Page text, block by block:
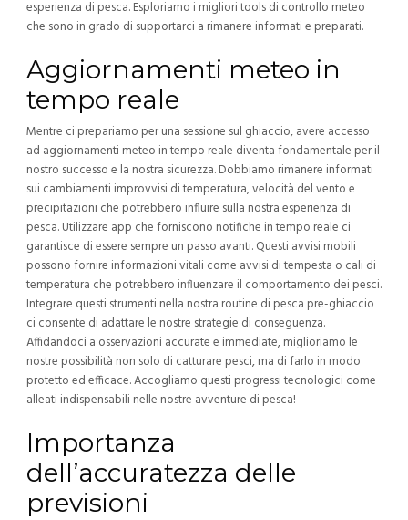
esperienza di pesca. Esploriamo i migliori tools di controllo meteo
che sono in grado di supportarci a rimanere informati e preparati.
Aggiornamenti meteo in
tempo reale
Mentre ci prepariamo per una sessione sul ghiaccio, avere accesso
ad aggiornamenti meteo in tempo reale diventa fondamentale per il
nostro successo e la nostra sicurezza. Dobbiamo rimanere informati
sui cambiamenti improvvisi di temperatura, velocità del vento e
precipitazioni che potrebbero influire sulla nostra esperienza di
pesca. Utilizzare app che forniscono notifiche in tempo reale ci
garantisce di essere sempre un passo avanti. Questi avvisi mobili
possono fornire informazioni vitali come avvisi di tempesta o cali di
temperatura che potrebbero influenzare il comportamento dei pesci.
Integrare questi strumenti nella nostra routine di pesca pre-ghiaccio
ci consente di adattare le nostre strategie di conseguenza.
Affidandoci a osservazioni accurate e immediate, miglioriamo le
nostre possibilità non solo di catturare pesci, ma di farlo in modo
protetto ed efficace. Accogliamo questi progressi tecnologici come
alleati indispensabili nelle nostre avventure di pesca!
Importanza
dell’accuratezza delle
previsioni